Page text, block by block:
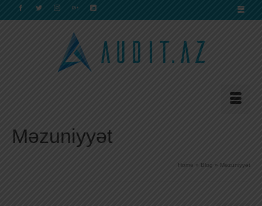
Məzuniyyət
Home » Blog » Məzuniyyət